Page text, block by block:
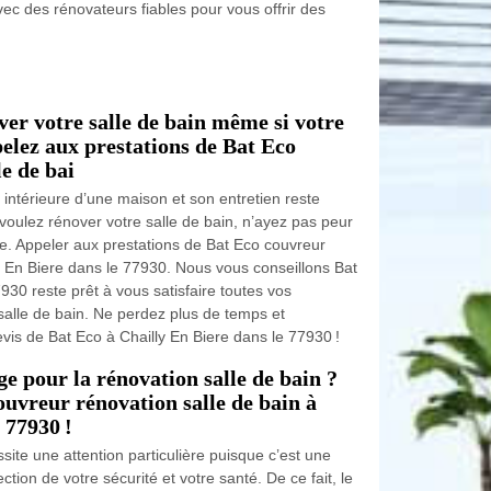
des rénovateurs fiables pour vous offrir des
votre salle de bain même si votre
aux prestations de Bat Eco
de bai
d’une maison et son entretien reste
rénover votre salle de bain, n’ayez pas peur
Appeler aux prestations de Bat Eco couvreur
Biere dans le 77930. Nous vous conseillons Bat
reste prêt à vous satisfaire toutes vos
de bain. Ne perdez plus de temps et
de Bat Eco à Chailly En Biere dans le 77930 !
pour la rénovation salle de bain ?
rénovation salle de bain à
!
une attention particulière puisque c’est une
de votre sécurité et votre santé. De ce fait, le